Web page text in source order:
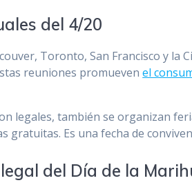
del 4/20
Toronto, San Francisco y la
reuniones promuevenel
legales, también se organizan
gratuitas. Es una fecha de
del Día de la